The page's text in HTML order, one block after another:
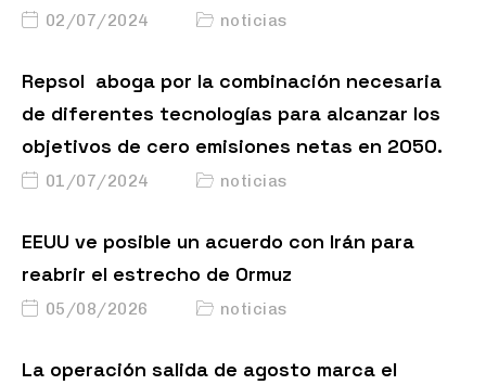
02/07/2024 noticias
Repsol aboga por la combinación necesaria
de diferentes tecnologías para alcanzar los
objetivos de cero emisiones netas en 2050.
01/07/2024 noticias
EEUU ve posible un acuerdo con Irán para
reabrir el estrecho de Ormuz
05/08/2026 noticias
La operación salida de agosto marca el